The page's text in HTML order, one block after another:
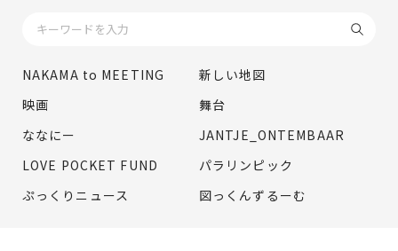
香取 慎吾
DISCOGRAPHY
CHIZUSHOP
NAKAMA to MEETING
新しい地図
映画
舞台
ななにー
JANTJE_ONTEMBAAR
LOVE POCKET FUND
パラリンピック
ぷっくりニュース
図っくんずるーむ